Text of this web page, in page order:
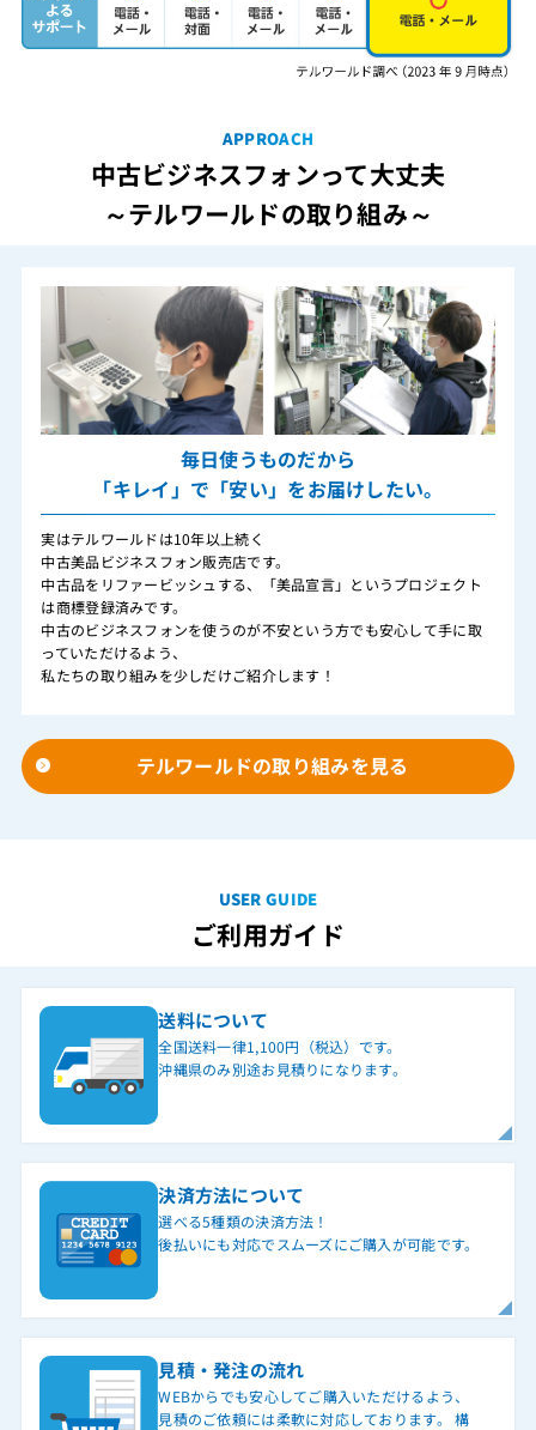
APPROACH
中古ビジネスフォンって大丈夫
～テルワールドの取り組み～
毎日使うものだから
「キレイ」で「安い」をお届けしたい。
実はテルワールドは10年以上続く
中古美品ビジネスフォン販売店です。
中古品をリファービッシュする、「美品宣言」というプロジェクト
は商標登録済みです。
中古のビジネスフォンを使うのが不安という方でも安心して手に取
っていただけるよう、
私たちの取り組みを少しだけご紹介します！
テルワールドの取り組みを見る
USER GUIDE
ご利用ガイド
送料について
全国送料一律1,100円（税込）です。
沖縄県のみ別途お見積りになります。
決済方法について
選べる5種類の決済方法！
後払いにも対応でスムーズにご購入が可能です。
見積・発注の流れ
WEBからでも安心してご購入いただけるよう、
見積のご依頼には柔軟に対応しております。 構